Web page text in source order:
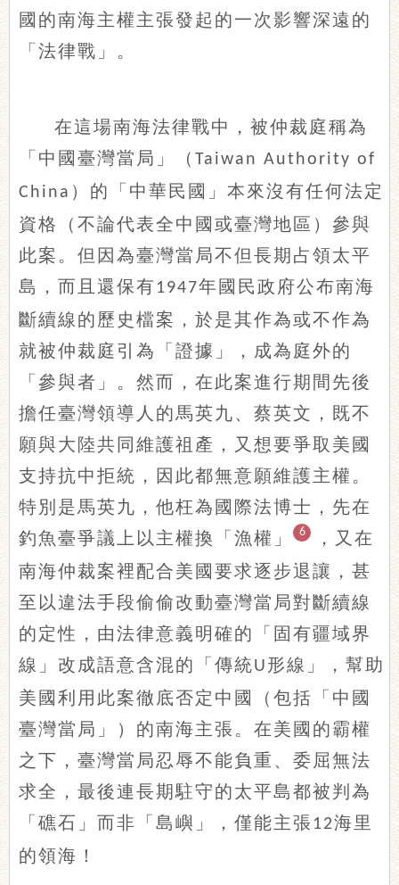
國的南海主權主張發起的一次影響深遠的
「法律戰」。
在這場南海法律戰中，被仲裁庭稱為
「中國臺灣當局」（ Taiwan Authority of
China ）的「中華民國」本來沒有任何法定
資格（不論代表全中國或臺灣地區）參與
此案。但因為臺灣當局不但長期占領太平
島，而且還保有 1947年國民政府公布南海
斷續線的歷史檔案，於是其作為或不作為
就被仲裁庭引為「證據」，成為庭外的
「參與者」。然而，在此案進行期間先後
擔任臺灣領導人的馬英九、蔡英文，既不
願與大陸共同維護祖產，又想要爭取美國
支持抗中拒統，因此都無意願維護主權。
特別是馬英九，他枉為國際法博士，先在
釣魚臺爭議上以主權換「漁權」
6
，又在
南海仲裁案裡配合美國要求逐步退讓，甚
至以違法手段偷偷改動臺灣當局對斷續線
的定性，由法律意義明確的「固有疆域界
線」改成語意含混的「傳統U 形線」，幫助
美國利用此案徹底否定中國（包括「中國
臺灣當局」）的南海主張。在美國的霸權
之下，臺灣當局忍辱不能負重、委屈無法
求全，最後連長期駐守的太平島都被判為
「礁石」而非「島嶼」，僅能主張 12海里
的領海！